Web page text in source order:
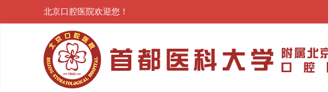
北京口腔医院欢迎您！